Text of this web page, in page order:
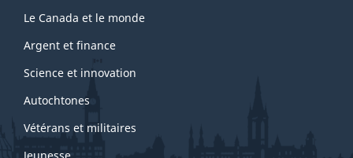
Le Canada et le monde
Argent et finance
Science et innovation
Autochtones
Vétérans et militaires